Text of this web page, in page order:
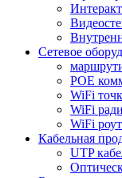
Сетевое
POE
WiFi
WiFi
WiFi
Кабельная
UTP